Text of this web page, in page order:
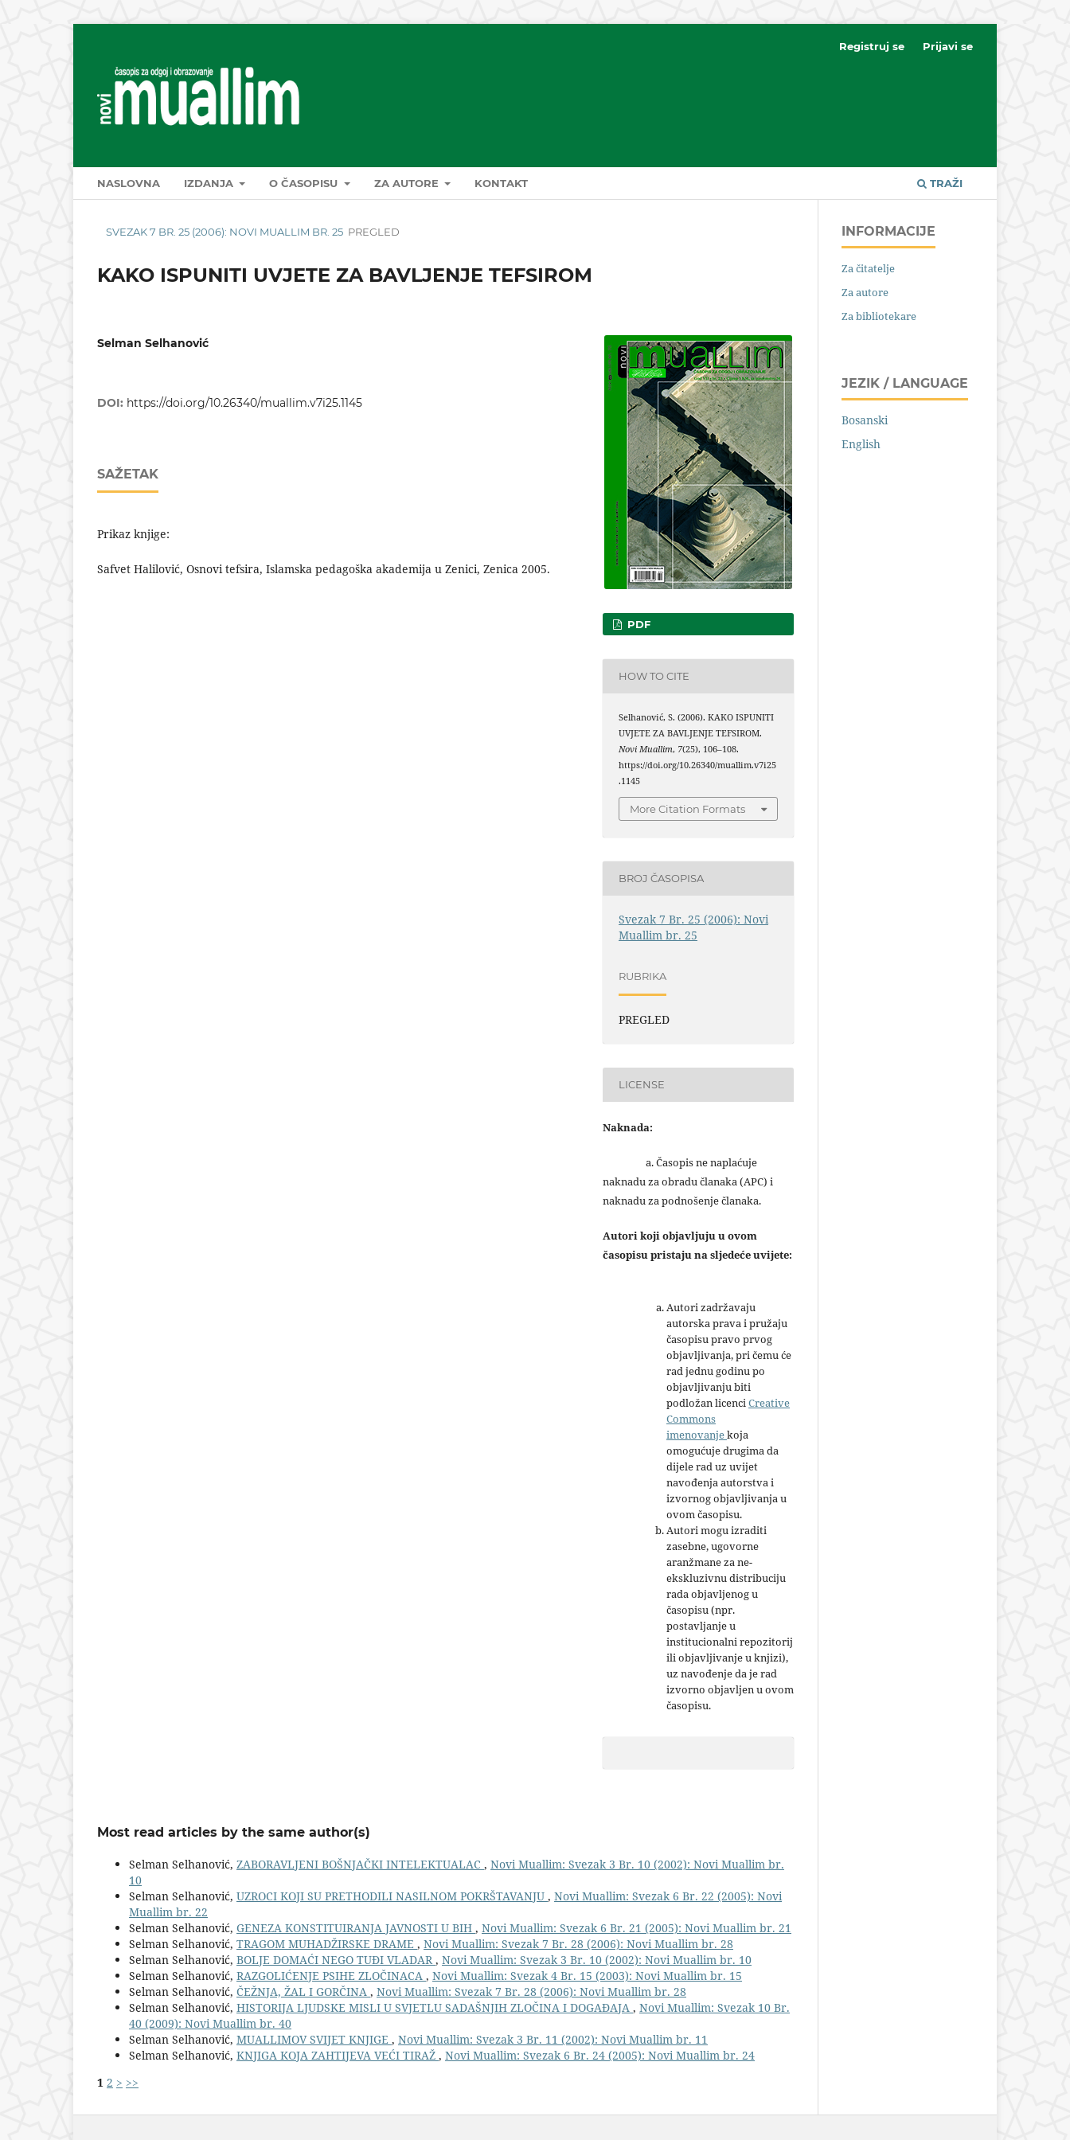
NASLOVNA IZDANJA O ČASOPISU ZA AUTORE KONTAKT TRAŽI
Registruj se Prijavi se
SVEZAK 7 BR. 25 (2006): NOVI MUALLIM BR. 25 PREGLED
KAKO ISPUNITI UVJETE ZA BAVLJENJE TEFSIROM
Selman Selhanović
DOI: https://doi.org/10.26340/muallim.v7i25.1145
SAŽETAK
Prikaz knjige:
Safvet Halilović, Osnovi tefsira, Islamska pedagoška akademija u Zenici, Zenica 2005.
PDF
HOW TO CITE
Selhanović, S. (2006). KAKO ISPUNITI
UVJETE ZA BAVLJENJE TEFSIROM.
Novi Muallim, 7(25), 106–108.
https://doi.org/10.26340/muallim.v7i25
.1145
More Citation Formats
BROJ ČASOPISA
Svezak 7 Br. 25 (2006): Novi
Muallim br. 25
RUBRIKA
PREGLED
LICENSE
Naknada:
a. Časopis ne naplaćuje
naknadu za obradu članaka (APC) i
naknadu za podnošenje članaka.
Autori koji objavljuju u ovom
časopisu pristaju na sljedeće uvijete:
Autori zadržavaju
autorska prava i pružaju
časopisu pravo prvog
objavljivanja, pri čemu će
rad jednu godinu po
objavljivanju biti
podložan licenciCreative
Commons
imenovanjekoja
omogućuje drugima da
dijele rad uz uvijet
navođenja autorstva i
izvornog objavljivanja u
ovom časopisu.
Autori mogu izraditi
zasebne, ugovorne
aranžmane za ne-
ekskluzivnu distribuciju
rada objavljenog u
časopisu (npr.
postavljanje u
institucionalni repozitorij
ili objavljivanje u knjizi),
uz navođenje da je rad
izvorno objavljen u ovom
časopisu.
Most read articles by the same author(s)
Selman Selhanović, ZABORAVLJENI BOŠNJAČKI INTELEKTUALAC , Novi Muallim: Svezak 3 Br. 10 (2002): Novi Muallim br.
10
Selman Selhanović, UZROCI KOJI SU PRETHODILI NASILNOM POKRŠTAVANJU , Novi Muallim: Svezak 6 Br. 22 (2005): Novi
Muallim br. 22
Selman Selhanović, GENEZA KONSTITUIRANJA JAVNOSTI U BIH , Novi Muallim: Svezak 6 Br. 21 (2005): Novi Muallim br. 21
Selman Selhanović, TRAGOM MUHADŽIRSKE DRAME , Novi Muallim: Svezak 7 Br. 28 (2006): Novi Muallim br. 28
Selman Selhanović, BOLJE DOMAĆI NEGO TUĐI VLADAR , Novi Muallim: Svezak 3 Br. 10 (2002): Novi Muallim br. 10
Selman Selhanović, RAZGOLIĆENJE PSIHE ZLOČINACA , Novi Muallim: Svezak 4 Br. 15 (2003): Novi Muallim br. 15
Selman Selhanović, ČEŽNJA, ŽAL I GORČINA , Novi Muallim: Svezak 7 Br. 28 (2006): Novi Muallim br. 28
Selman Selhanović, HISTORIJA LJUDSKE MISLI U SVJETLU SADAŠNJIH ZLOČINA I DOGAĐAJA , Novi Muallim: Svezak 10 Br.
40 (2009): Novi Muallim br. 40
Selman Selhanović, MUALLIMOV SVIJET KNJIGE , Novi Muallim: Svezak 3 Br. 11 (2002): Novi Muallim br. 11
Selman Selhanović, KNJIGA KOJA ZAHTIJEVA VEĆI TIRAŽ , Novi Muallim: Svezak 6 Br. 24 (2005): Novi Muallim br. 24
1 2 > >>
INFORMACIJE
Za čitatelje
Za autore
Za bibliotekare
JEZIK / LANGUAGE
Bosanski
English